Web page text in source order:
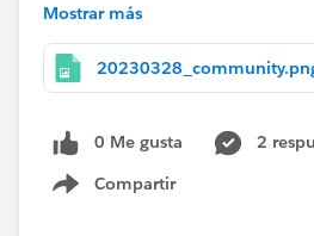
パラメータで指定された年度の
法はないでしょうか。​
Mostrar más
0 Me gusta
2
Compartir
Show menu